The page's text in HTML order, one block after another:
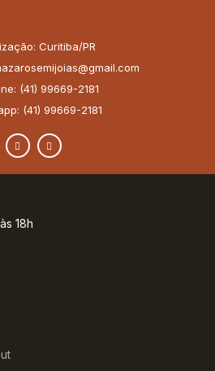
Curitiba/PR
(41) 99669-2181
(41) 99669-2181
18h